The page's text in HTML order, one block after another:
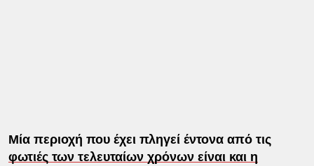
Μία περιοχή που έχει πληγεί έντονα από τις
φωτιές των τελευταίων χρόνων είναι και η